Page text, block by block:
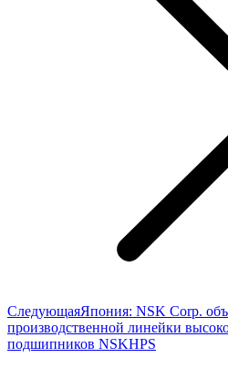
СледующаяСледующая
запись:
Япония: NSK Corp.
производственной линейки
подшипников NSKHPS